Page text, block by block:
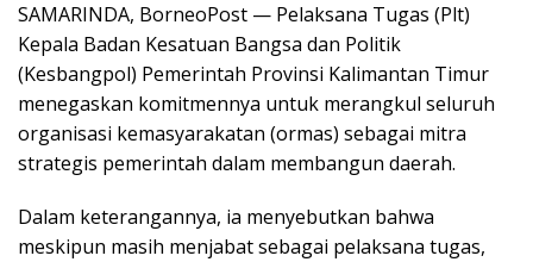
SAMARINDA, BorneoPost — Pelaksana Tugas (Plt)
Kepala Badan Kesatuan Bangsa dan Politik
(Kesbangpol) Pemerintah Provinsi Kalimantan Timur
menegaskan komitmennya untuk merangkul seluruh
organisasi kemasyarakatan (ormas) sebagai mitra
strategis pemerintah dalam membangun daerah.
Dalam keterangannya, ia menyebutkan bahwa
meskipun masih menjabat sebagai pelaksana tugas,